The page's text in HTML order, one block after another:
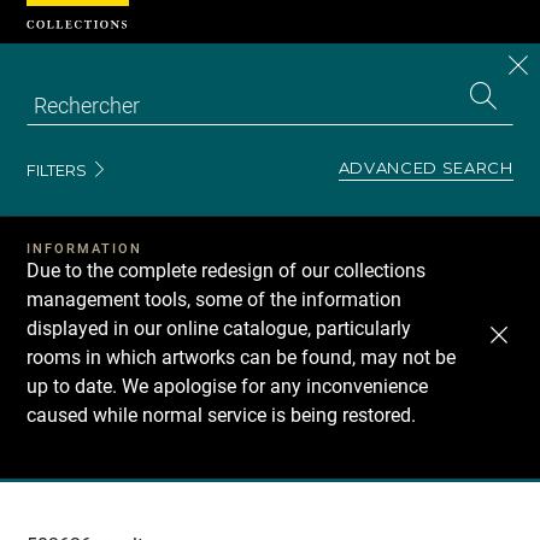
FILTERS ADVANCED SEARCH
INFORMATION
Due to the complete redesign of our collections
management tools, some of the information
displayed in our online catalogue, particularly
rooms in which artworks can be found, may not be
up to date. We apologise for any inconvenience
caused while normal service is being restored.
Recherche
Cookies management panel